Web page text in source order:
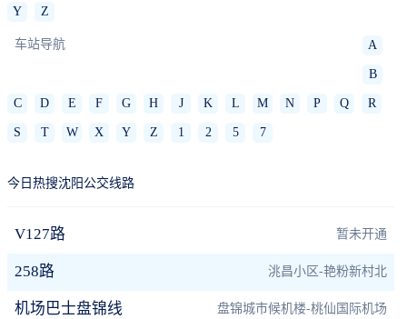
Y Z
车站导航 A
B
C D E F G H J K L M N P Q R
S T W X Y Z 1 2 5 7
今日热搜沈阳公交线路
V127路 暂未开通
258路 洮昌小区-艳粉新村北
机场巴士盘锦线 盘锦城市候机楼-桃仙国际机场